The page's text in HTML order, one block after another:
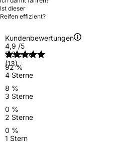
Ist dieser
Reifen effizient?
Kundenbewertungen
4,9 /5
(13)
5 Sterne
92 %
4 Sterne
8 %
3 Sterne
0 %
2 Sterne
0 %
1 Stern